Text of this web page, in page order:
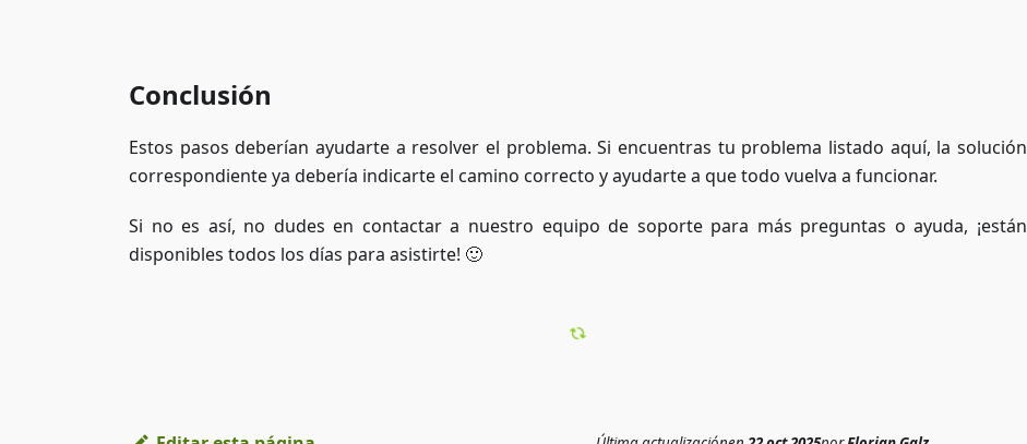
Conclusión
Estos pasos deberían ayudarte a resolver el problema. Si encuentras tu problema listado aquí, la solución
correspondiente ya debería indicarte el camino correcto y ayudarte a que todo vuelva a funcionar.
Si no es así, no dudes en contactar a nuestro equipo de soporte para más preguntas o ayuda, ¡están
disponibles todos los días para asistirte! 🙂